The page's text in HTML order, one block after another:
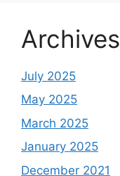
Archives
July 2025
May 2025
March 2025
January 2025
December 2021